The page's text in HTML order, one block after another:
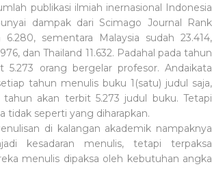
publikasi ilmiah inernasional Indonesia
dampak dari Scimago Journal Rank
6.280, sementara Malaysia sudah 23.414,
dan Thailand 11.632. Padahal pada tahun
5.273 orang bergelar profesor. Andaikata
tahun menulis buku 1(satu) judul saja,
akan terbit 5.273 judul buku. Tetapi
tidak seperti yang diharapkan.
di kalangan akademik nampaknya
kesadaran menulis, tetapi terpaksa
menulis dipaksa oleh kebutuhan angka